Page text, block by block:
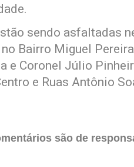
sendo asfaltadas
Bairro Miguel
e Coronel Júlio
e Ruas Antônio
são de